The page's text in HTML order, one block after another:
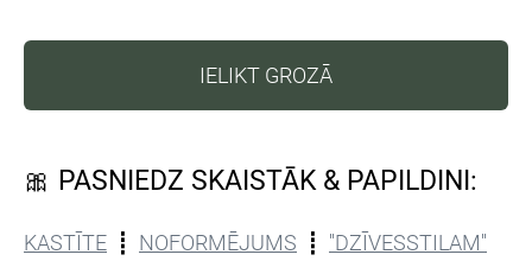
IELIKT GROZĀ
🎀 PASNIEDZ SKAISTĀK & PAPILDINI:
KASTĪTE ┋ NOFORMĒJUMS ┋ ''DZĪVESSTILAM''